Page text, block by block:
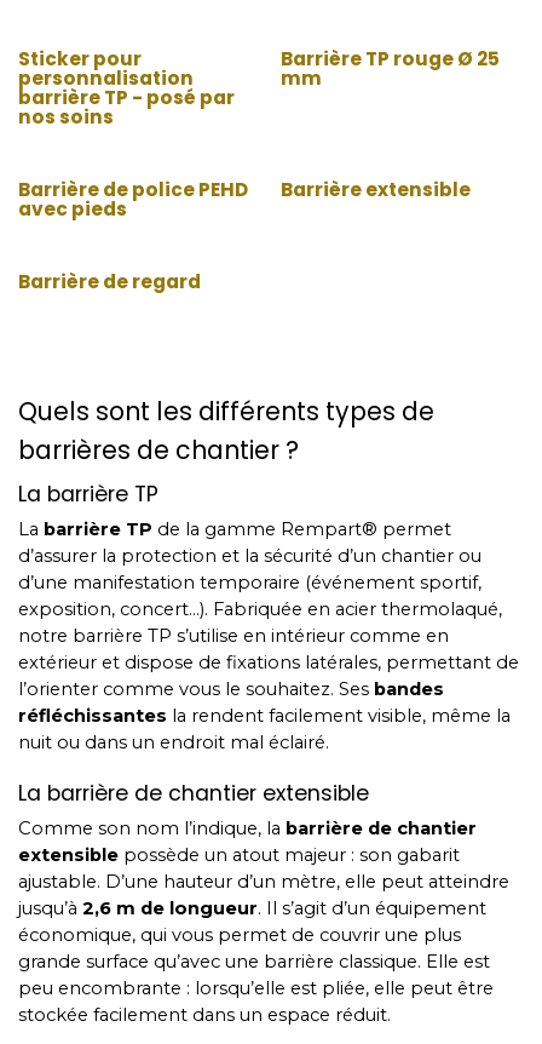
Sticker pour
personnalisation
barrière TP - posé par
nos soins
Barrière TP rouge Ø 25
mm
Barrière de police PEHD
avec pieds
Barrière extensible
Destockage
Barrière de regard
Quels sont les différents types de
barrières de chantier ?
La barrière TP
La barrière TP de la gamme Rempart® permet
d’assurer la protection et la sécurité d’un chantier ou
d’une manifestation temporaire (événement sportif,
exposition, concert…). Fabriquée en acier thermolaqué,
notre barrière TP s’utilise en intérieur comme en
extérieur et dispose de fixations latérales, permettant de
l’orienter comme vous le souhaitez. Ses bandes
réfléchissantes la rendent facilement visible, même la
nuit ou dans un endroit mal éclairé.
La barrière de chantier extensible
Comme son nom l’indique, la barrière de chantier
extensible possède un atout majeur : son gabarit
ajustable. D’une hauteur d’un mètre, elle peut atteindre
jusqu’à 2,6 m de longueur. Il s’agit d’un équipement
économique, qui vous permet de couvrir une plus
grande surface qu’avec une barrière classique. Elle est
peu encombrante : lorsqu’elle est pliée, elle peut être
stockée facilement dans un espace réduit.